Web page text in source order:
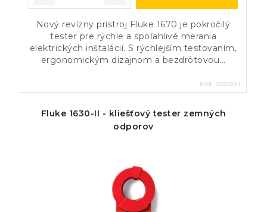
Nový revízny prístroj Fluke 1670 je pokročilý
tester pre rýchle a spoľahlivé merania
elektrických inštalácií. S rýchlejším testovaním,
ergonomickým dizajnom a bezdrôtovou...
Kód: 5580841
Fluke 1630-II - kliešťový tester zemných
odporov